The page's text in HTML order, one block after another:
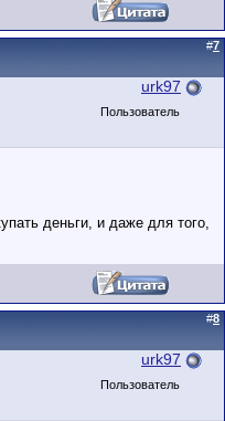
#7
urk97
Пользователь
деньги, и даже для того,
#8
urk97
Пользователь